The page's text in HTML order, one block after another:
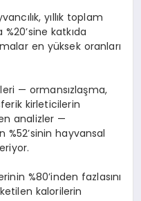
yıllık toplam
%20’sine katkıda
en yüksek oranları
— ormansızlaşma,
kirleticilerin
analizler —
%52’sinin hayvansal
%80’inden fazlasını
kalorilerin